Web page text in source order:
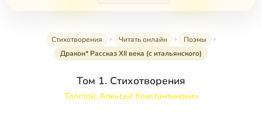
Стихотворения Читать онлайн
Поэмы
Дракон* Рассказ XII века (с итальянского)
Том 1. Стихотворения
Толстой, Алексей Константинович